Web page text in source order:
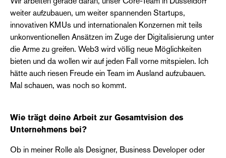
Wir arbeiten gerade daran, unser Core-Team in Düsseldorf
weiter aufzubauen, um weiter spannenden Startups,
innovativen KMUs und internationalen Konzernen mit teils
unkonventionellen Ansätzen im Zuge der Digitalisierung unter
die Arme zu greifen. Web3 wird völlig neue Möglichkeiten
bieten und da wollen wir auf jeden Fall vorne mitspielen. Ich
hätte auch riesen Freude ein Team im Ausland aufzubauen.
Mal schauen, was noch so kommt.
Wie trägt deine Arbeit zur Gesamtvision des
Unternehmens bei?
Ob in meiner Rolle als Designer, Business Developer oder